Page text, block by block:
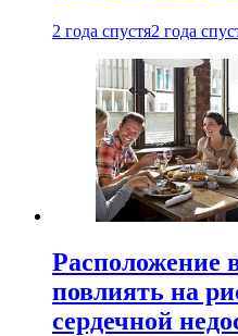
2 года спустя2 года
Расположение
повлиять на
сердечной